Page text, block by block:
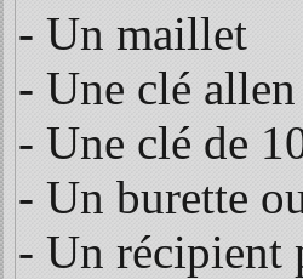
- Un maillet
- Une clé
- Une clé de
- Un burette
- Un récipient